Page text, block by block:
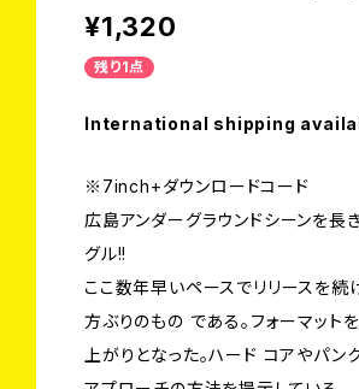
¥1,320
残り1点
International shipping
※7inch+ダウンロードコード
広島アンダーグラウンドシーンを
グル!!
ここ数年早いペースでリリースを続
方ぶりのもの である。フォーマッ
上がりとなった。ハード コアやパ